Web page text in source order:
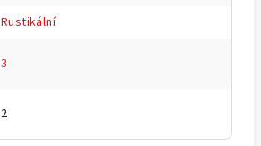
Rustikální
3
2